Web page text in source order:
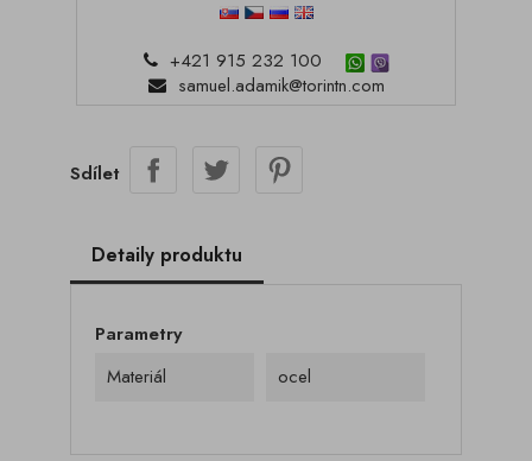
+421 915 232 100
samuel.adamik@torintn.com
Sdílet
Detaily produktu
Parametry
Materiál
ocel